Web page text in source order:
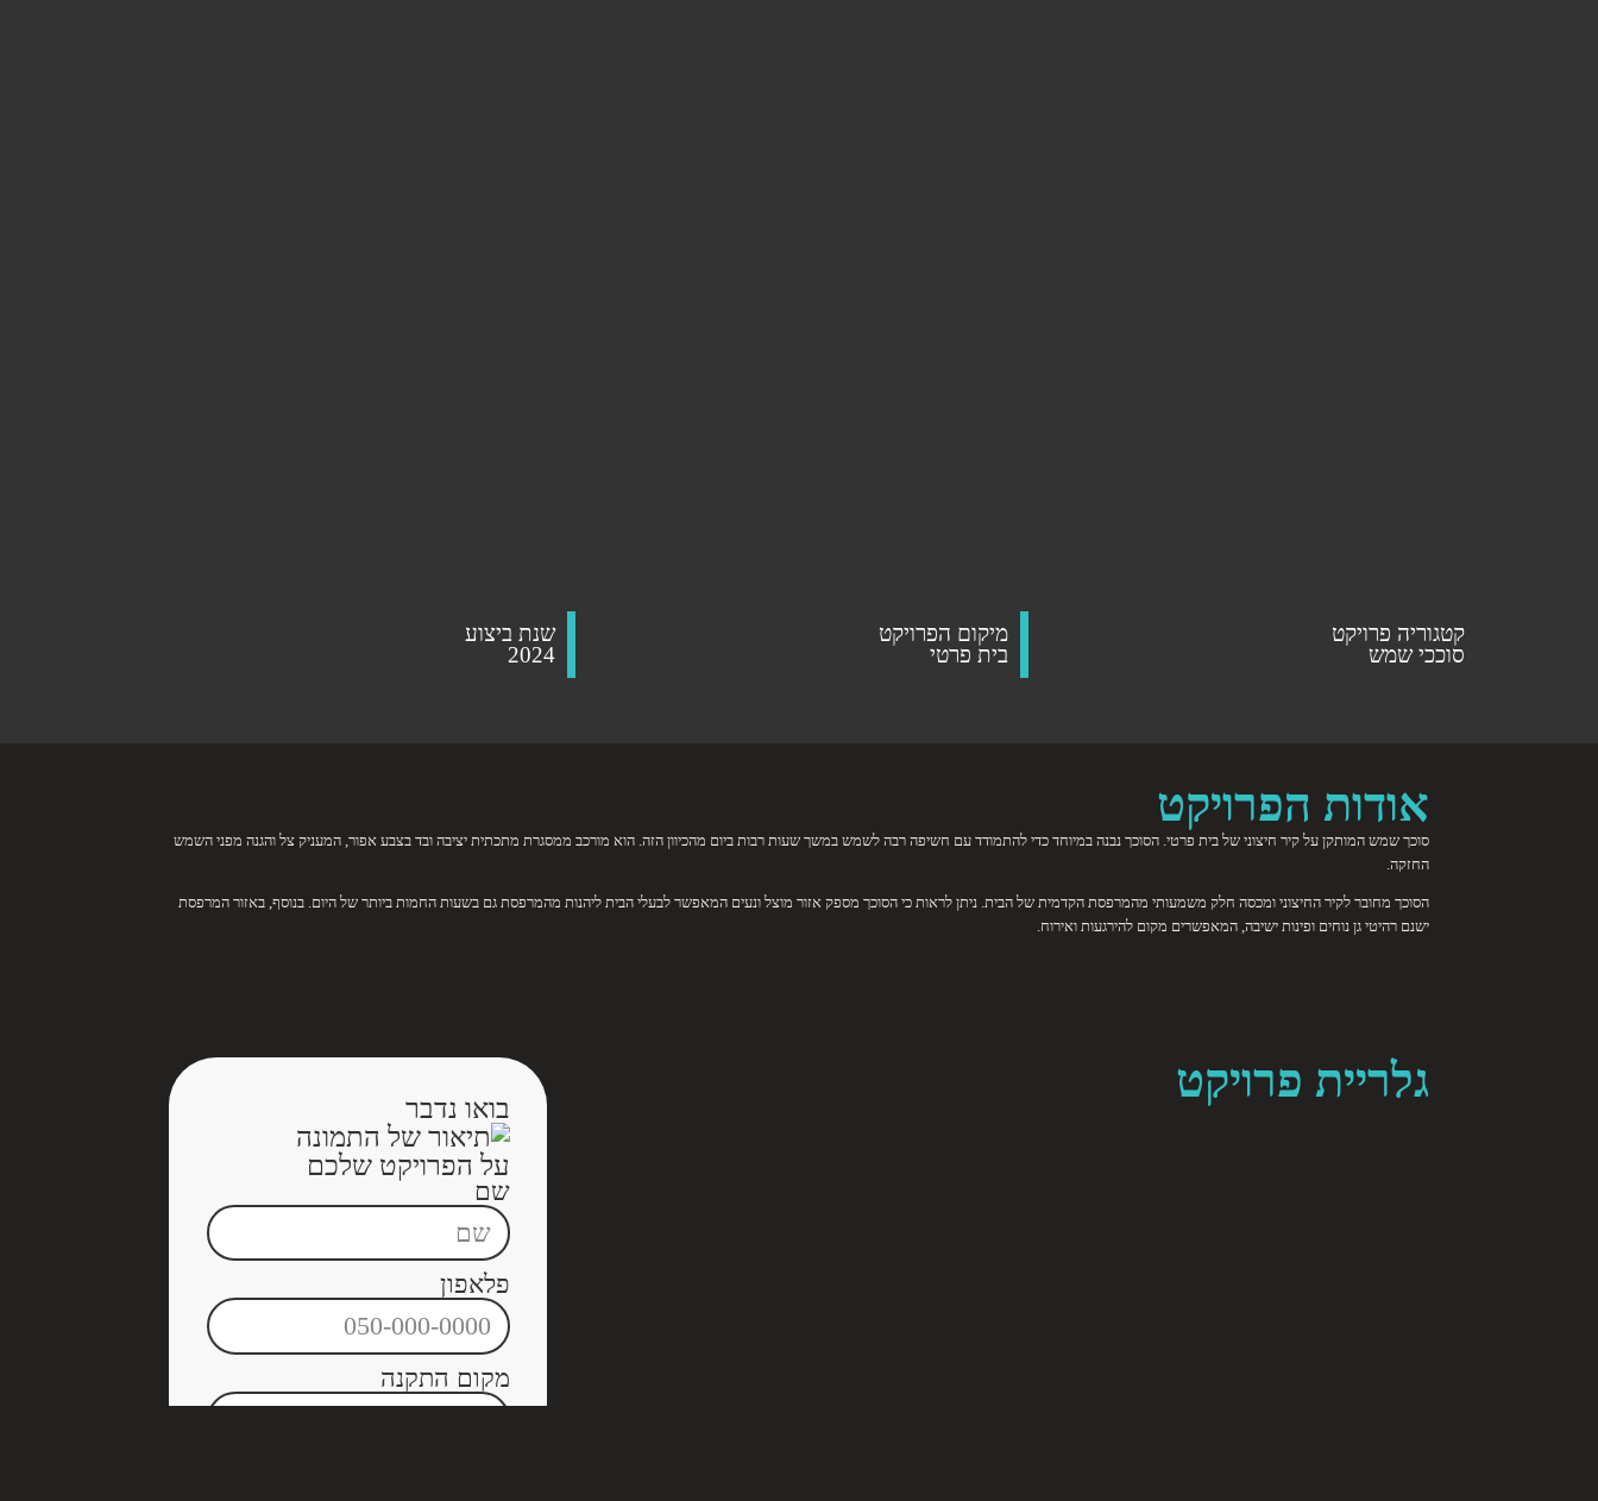
קטגוריה פרויקט
סוככי שמש
מיקום הפרויקט
בית פרטי
שנת ביצוע
2024
אודות הפרויקט
סוכך שמש המותקן על קיר חיצוני של בית פרטי. הסוכך נבנה במיוחד כדי להתמודד עם חשיפה רבה לשמש במשך שעות רבות ביום מהכיוון הזה. הוא מורכב ממסגרת מתכתית יציבה ובד בצבע אפור, המעניק צל והגנה מפני השמש
החזקה.
הסוכך מחובר לקיר החיצוני ומכסה חלק משמעותי מהמרפסת הקדמית של הבית. ניתן לראות כי הסוכך מספק אזור מוצל ונעים המאפשר לבעלי הבית ליהנות מהמרפסת גם בשעות החמות ביותר של היום. בנוסף, באזור המרפסת
ישנם רהיטי גן נוחים ופינות ישיבה, המאפשרים מקום להירגעות ואירוח.
גלריית פרויקט
בואו נדבר
על הפרויקט שלכם
שם
פלאפון
מקום התקנה